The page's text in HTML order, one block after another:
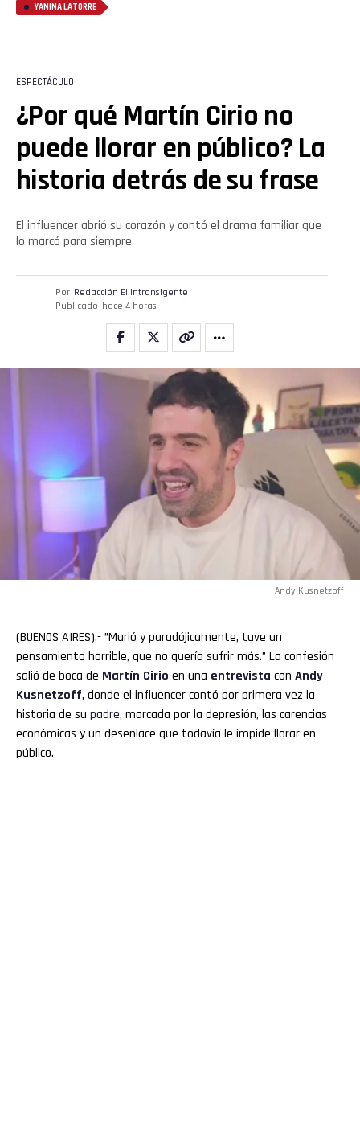
YANINA LATORRE
ESPECTÁCULO
¿Por qué Martín Cirio no
puede llorar en público? La
historia detrás de su frase
El influencer abrió su corazón y contó el drama familiar que
lo marcó para siempre.
Por Redacción El intransigente
Publicado hace 4 horas
Andy Kusnetzoff
(BUENOS AIRES).- ”Murió y paradójicamente, tuve un
pensamiento horrible, que no quería sufrir más.” La confesión
salió de boca de Martín Cirio en una entrevista con Andy
Kusnetzoff, donde el influencer contó por primera vez la
historia de su padre, marcada por la depresión, las carencias
económicas y un desenlace que todavía le impide llorar en
público.